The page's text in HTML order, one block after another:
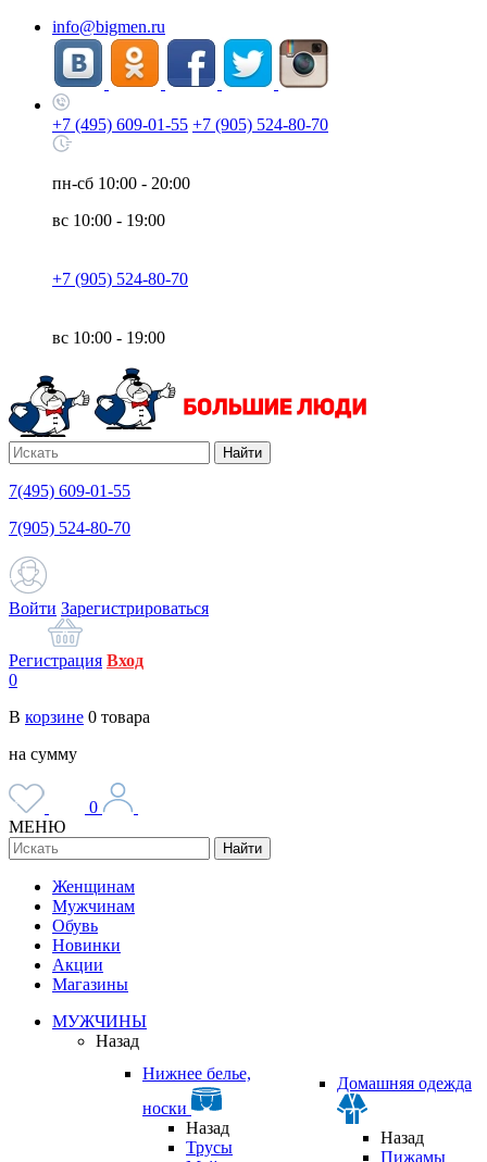
info@bigmen.ru
+7 (495) 609-01-55 +7 (905) 524-80-70
пн-сб 10:00 - 20:00
вс 10:00 - 19:00
+7 (905) 524-80-70
вс 10:00 - 19:00
Найти
7(495) 609-01-55
7(905) 524-80-70
Войти Зарегистрироваться
Регистрация Вход
0
В корзине 0 товара
на сумму
0
МЕНЮ
Найти
Женщинам
Мужчинам
Обувь
Новинки
Акции
Магазины
МУЖЧИНЫ
Назад
Нижнее белье,
носки
Назад
Трусы
Домашняя одежда
Назад
Пижамы